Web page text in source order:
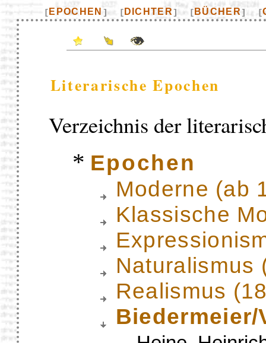
[ EPOCHEN ] [ DICHTER] [ BÜCHER] [
Literarische Epochen
Verzeichnis der
* Epochen
Moderne (ab
Klassische
Naturalismus
Realismus
Biedermeier/